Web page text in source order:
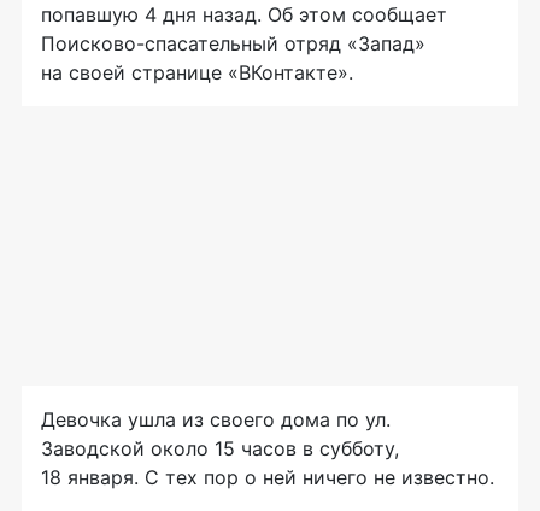
попавшую 4 дня назад. Об этом сообщает
Поисково-спасательный отряд «Запад»
на своей странице «ВКонтакте».
Девочка ушла из своего дома по ул.
Заводской около 15 часов в субботу,
18 января. С тех пор о ней ничего не известно.